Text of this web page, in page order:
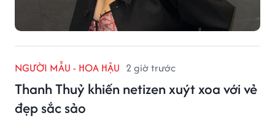
NGƯỜI MẪU - HOA HẬU 2 giờ trước
Thanh Thuỷ khiến netizen xuýt xoa với vẻ
đẹp sắc sảo